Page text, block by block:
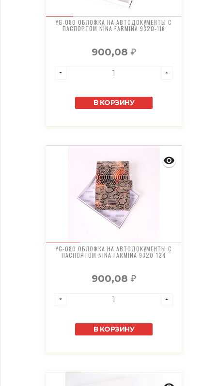
YG-080 ОБЛОЖКА НА АВТОДОКУМЕНТЫ С
ПАСПОРТОМ NINA FARMINA 9320-116
900,08 ₽
В КОРЗИНУ
YG-080 ОБЛОЖКА НА АВТОДОКУМЕНТЫ С
ПАСПОРТОМ NINA FARMINA 9320-124
900,08 ₽
В КОРЗИНУ